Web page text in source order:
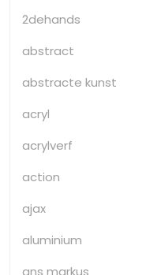
2dehands
abstract
abstracte kunst
acryl
acrylverf
action
ajax
aluminium
ans markus